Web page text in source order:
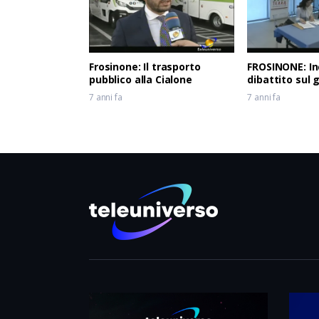
Frosinone: Il trasporto
pubblico alla Cialone
7 anni fa
FROSINONE:
dibattito sul
7 anni fa